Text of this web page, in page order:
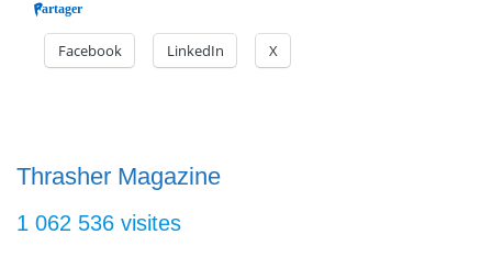
type linéaire, on retrouve beaucoup
de tables à manuals, de plans inclinés
une fine
Partager
Facebook LinkedIn X
Thrasher Magazine
1 062 536 visites